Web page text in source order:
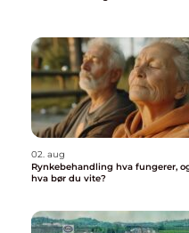
02. aug
Rynkebehandling hva fungerer, og
hva bør du vite?